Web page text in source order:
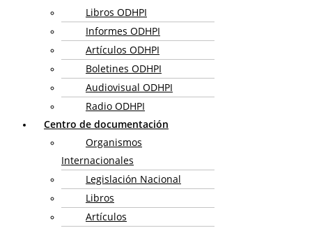
Libros ODHPI
Informes ODHPI
Artículos ODHPI
Boletines ODHPI
Audiovisual ODHPI
Radio ODHPI
Centro de documentación
Organismos
Internacionales
Legislación Nacional
Libros
Artículos